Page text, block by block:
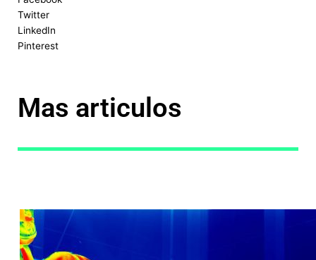
Twitter
LinkedIn
Pinterest
Mas articulos